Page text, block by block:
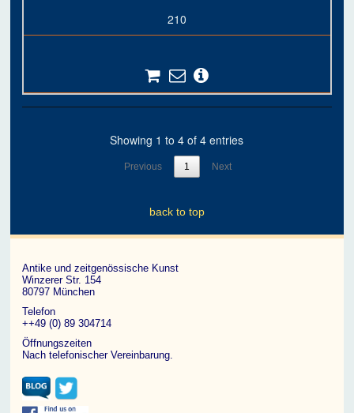
210
Showing 1 to 4 of 4 entries
Previous 1 Next
back to top
Antike und zeitgenössische Kunst
Winzerer Str. 154
80797 München
Telefon
++49 (0) 89 304714
Öffnungszeiten
Nach telefonischer Vereinbarung.